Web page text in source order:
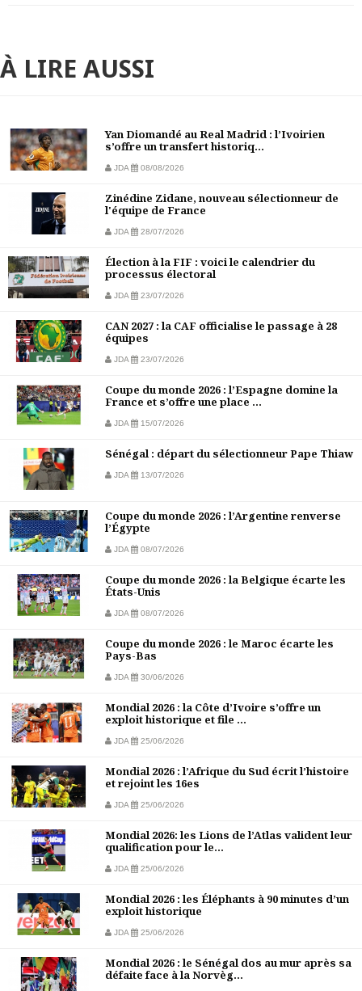
À LIRE AUSSI
Yan Diomandé au Real Madrid : l’Ivoirien
s’offre un transfert historiq...
JDA 08/08/2026
Zinédine Zidane, nouveau sélectionneur de
l'équipe de France
JDA 28/07/2026
Élection à la FIF : voici le calendrier du
processus électoral
JDA 23/07/2026
CAN 2027 : la CAF officialise le passage à 28
équipes
JDA 23/07/2026
Coupe du monde 2026 : l’Espagne domine la
France et s’offre une place ...
JDA 15/07/2026
Sénégal : départ du sélectionneur Pape Thiaw
JDA 13/07/2026
Coupe du monde 2026 : l’Argentine renverse
l’Égypte
JDA 08/07/2026
Coupe du monde 2026 : la Belgique écarte les
États-Unis
JDA 08/07/2026
Coupe du monde 2026 : le Maroc écarte les
Pays-Bas
JDA 30/06/2026
Mondial 2026 : la Côte d’Ivoire s’offre un
exploit historique et file ...
JDA 25/06/2026
Mondial 2026 : l’Afrique du Sud écrit l’histoire
et rejoint les 16es
JDA 25/06/2026
Mondial 2026: les Lions de l’Atlas valident leur
qualification pour le...
JDA 25/06/2026
Mondial 2026 : les Éléphants à 90 minutes d’un
exploit historique
JDA 25/06/2026
Mondial 2026 : le Sénégal dos au mur après sa
défaite face à la Norvèg...